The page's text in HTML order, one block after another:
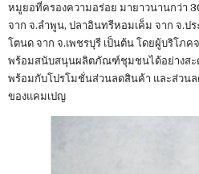
หมูยอที่ครองความอร่อย มายาวนานกว่า
จาก จ.ลำพูน, ปลาอินทรีหอมเค็ม จาก จ.ป
โตนด จาก จ.เพชรบุรี เป็นต้น โดยผู้บริโภ
พร้อมสนับสนุนผลิตภัณฑ์ชุมชนได้อย่างสะ
พร้อมกับโปรโมชั่นส่วนลดสินค้า และส่วนล
ของแคมเปญ